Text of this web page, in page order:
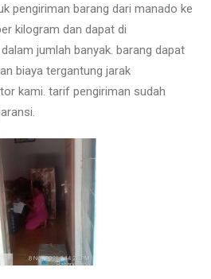
pengiriman barang dari manado ke
kilogram dan dapat di
jumlah banyak. barang dapat
biaya tergantung jarak
kami. tarif pengiriman sudah